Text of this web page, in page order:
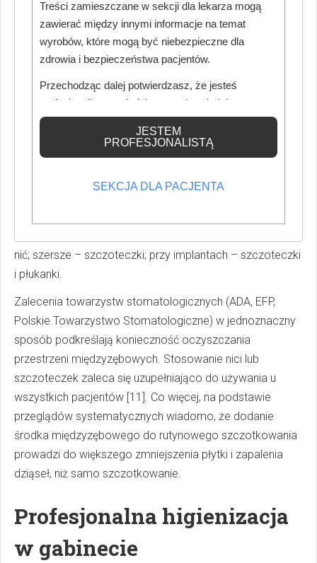
Zwłaszcza u osób z szerokimi przestrzeniami
międzyzębowymi lub chorobą przyzębia, szczoteczki są
łatwiejsze w użyciu i efektywnie oczyszczają miejsca,
gdzie nić może nie dotrzeć. Przegląd Ethana Ng wykazał,
że szczoteczki są „co najmniej tak dobre, jeśli nie lepsze”
od nici w usuwaniu płytki i obniżaniu zapalenia dziąseł [6].
W dużych przestrzeniach zaleca się też wykałaczki
międzyzębowe lub płyny irygacyjne, jako dodatkowe
środki. Płukanie jamy ustnej wodą po posiłkach lub
stosowanie irygatora ortodontycznego może dodatkowo
nić; szersze – szczoteczki; przy implantach – szczoteczki
i płukanki.
Zalecenia towarzystw stomatologicznych (ADA, EFP,
Polskie Towarzystwo Stomatologiczne) w jednoznaczny
sposób podkreślają konieczność oczyszczania
przestrzeni międzyzębowych. Stosowanie nici lub
szczoteczek zaleca się uzupełniająco do używania u
wszystkich pacjentów [11]. Co więcej, na podstawie
przeglądów systematycznych wiadomo, że dodanie
środka międzyzębowego do rutynowego szczotkowania
prowadzi do większego zmniejszenia płytki i zapalenia
dziąseł, niż samo szczotkowanie.
Profesjonalna higienizacja
w gabinecie
Treści zamieszczane w sekcji dla lekarza mogą
zawierać między innymi informacje na temat
wyrobów, które mogą być niebezpieczne dla
zdrowia i bezpieczeństwa pacjentów.
Przechodząc dalej potwierdzasz, że jesteś
profesjonalistą posiadającym odpowiednią
wiedzę medyczną.
JESTEM
PROFESJONALISTĄ
SEKCJA DLA PACJENTA